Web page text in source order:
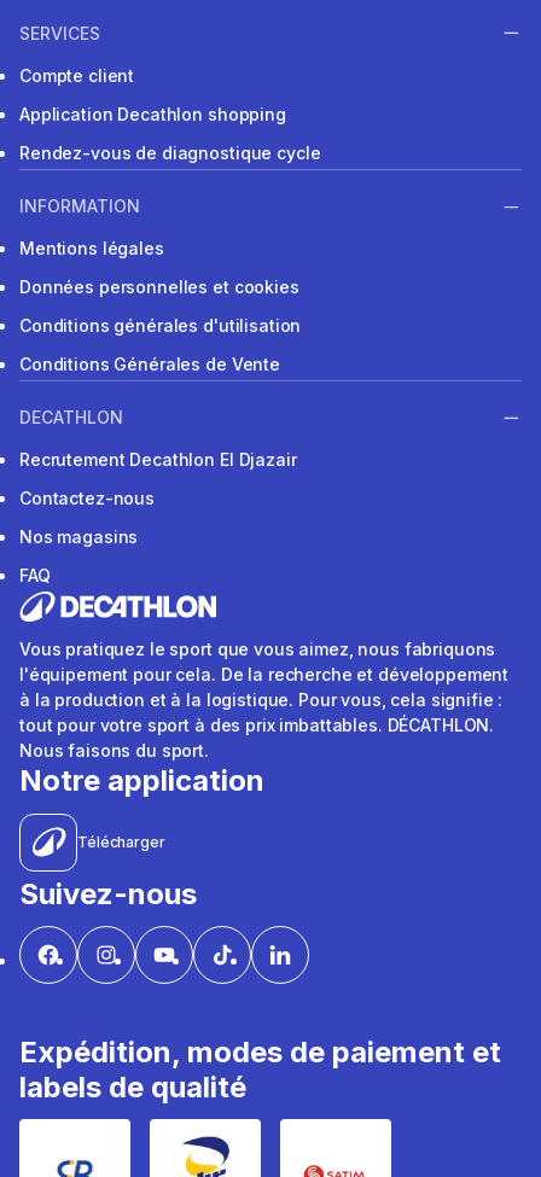
SERVICES
Compte client
Application Decathlon shopping
Rendez-vous de diagnostique cycle
INFORMATION
Mentions légales
Données personnelles et cookies
Conditions générales d'utilisation
Conditions Générales de Vente
DECATHLON
Recrutement Decathlon El Djazair
Contactez-nous
Nos magasins
FAQ
Vous pratiquez le sport que vous aimez, nous fabriquons
l'équipement pour cela. De la recherche et développement
à la production et à la logistique. Pour vous, cela signifie :
tout pour votre sport à des prix imbattables. DÉCATHLON.
Nous faisons du sport.
Notre application
Télécharger
Suivez-nous
Expédition, modes de paiement et
labels de qualité